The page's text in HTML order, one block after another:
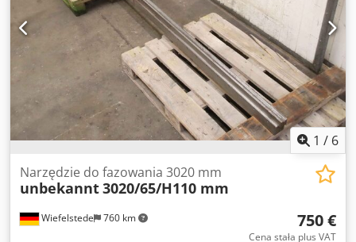
1 / 6
Wiefelstede 760 km
Narzędzie do fazowania 3020 mm
unbekannt3020/65/H110 mm
750 €
Cena stała plus VAT